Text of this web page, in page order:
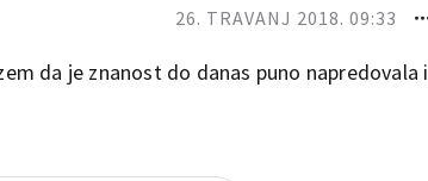
26. TRAVANJ 2018. 09:33
da je znanost do danas puno napredovala i